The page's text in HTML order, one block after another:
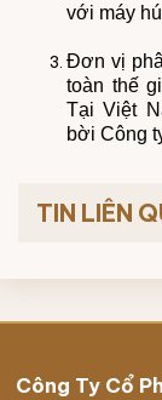
với máy
Đơn vị
toàn thế
Tại Việt
bời Công
TIN LIÊN
Công Ty Cổ